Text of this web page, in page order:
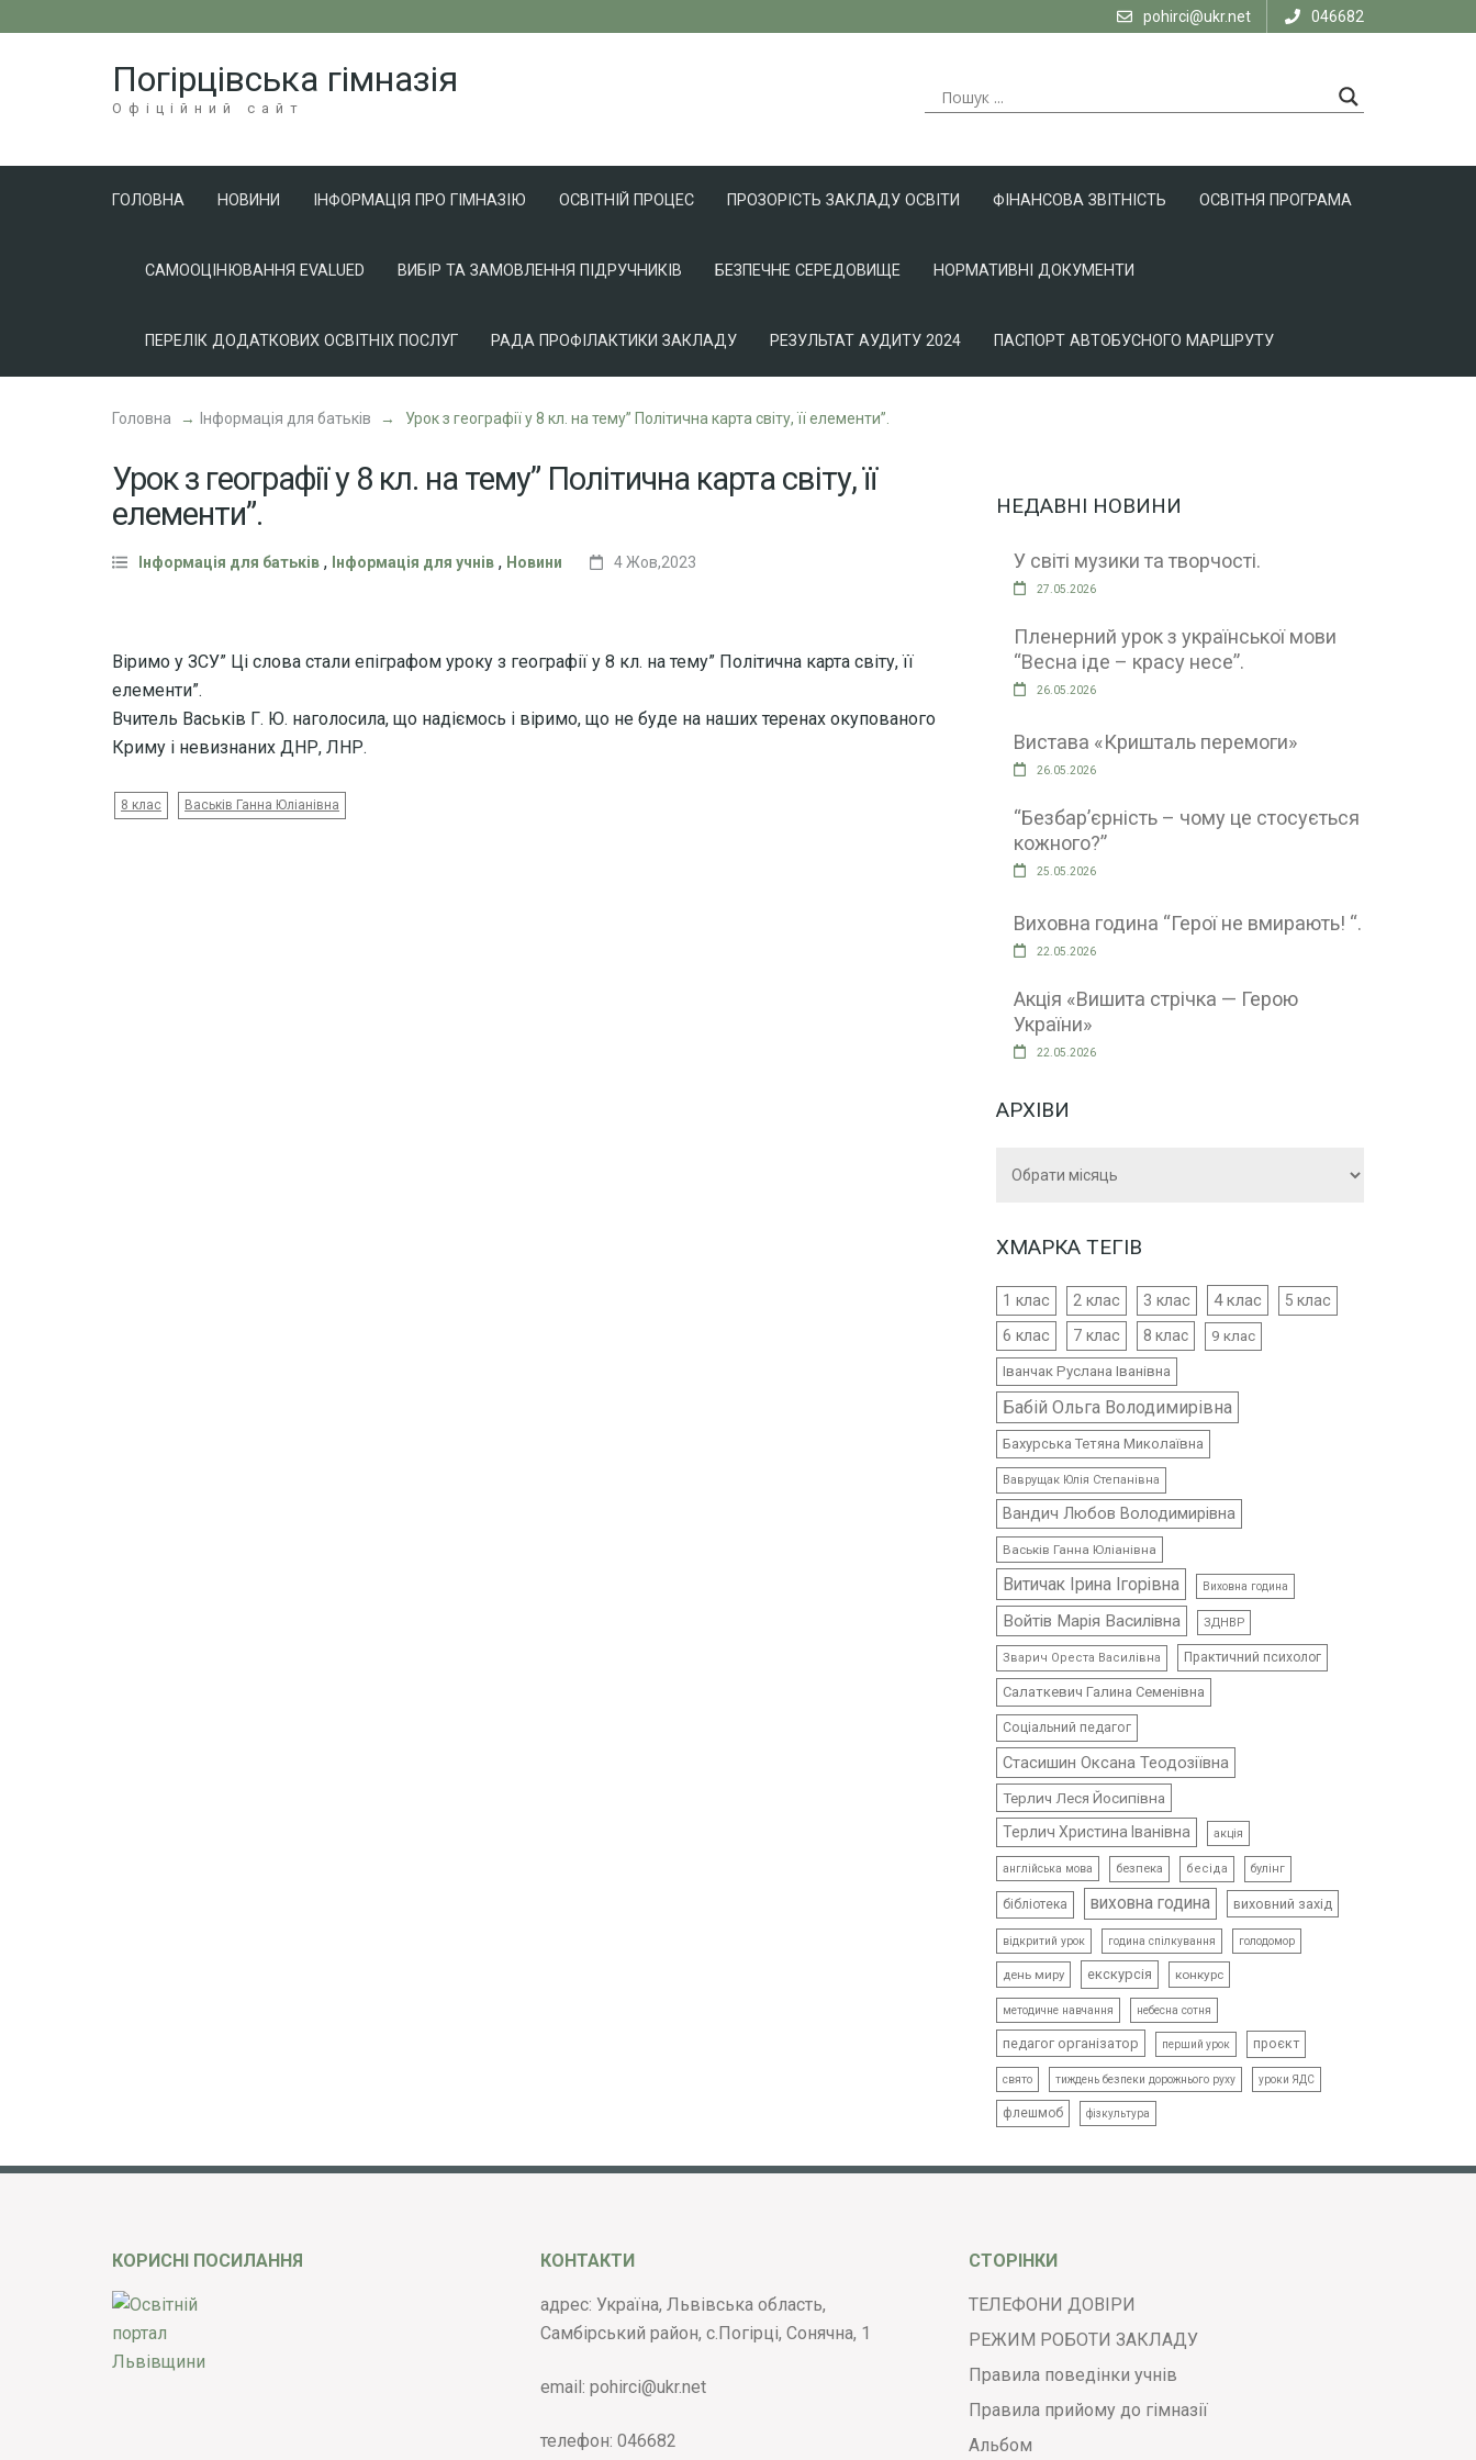
pohirci@ukr.net 046682
Погірцівська гімназія
Офіційний сайт
ГОЛОВНА НОВИНИ ІНФОРМАЦІЯ ПРО ГІМНАЗІЮ ОСВІТНІЙ ПРОЦЕС ПРОЗОРІСТЬ ЗАКЛАДУ ОСВІТИ ФІНАНСОВА ЗВІТНІСТЬ ОСВІТНЯ ПРОГРАМА
САМООЦІНЮВАННЯ EVALUED ВИБІР ТА ЗАМОВЛЕННЯ ПІДРУЧНИКІВ БЕЗПЕЧНЕ СЕРЕДОВИЩЕ НОРМАТИВНІ ДОКУМЕНТИ
ПЕРЕЛІК ДОДАТКОВИХ ОСВІТНІХ ПОСЛУГ РАДА ПРОФІЛАКТИКИ ЗАКЛАДУ РЕЗУЛЬТАТ АУДИТУ 2024 ПАСПОРТ АВТОБУСНОГО МАРШРУТУ
Головна → Інформація для батьків → Урок з географії у 8 кл. на тему” Політична карта світу, її елементи”.
Урок з географії у 8 кл. на тему” Політична карта світу, її
елементи”.
Інформація для батьків , Інформація для учнів , Новини 4 Жов,2023
Віримо у ЗСУ” Ці слова стали епіграфом уроку з географії у 8 кл. на тему” Політична карта світу, її
елементи”.
Вчитель Васьків Г. Ю. наголосила, що надіємось і віримо, що не буде на наших теренах окупованого
Криму і невизнаних ДНР, ЛНР.
8 клас Васьків Ганна Юліанівна
НЕДАВНІ НОВИНИ
У світі музики та творчості.
27.05.2026
Пленерний урок з української мови
“Весна іде – красу несе”.
26.05.2026
Вистава «Кришталь перемоги»
26.05.2026
“Безбар’єрність – чому це стосується
кожного?”
25.05.2026
Виховна година “Герої не вмирають! “.
22.05.2026
Акція «Вишита стрічка — Герою
України»
22.05.2026
АРХІВИ
ХМАРКА ТЕГІВ
1 клас 2 клас 3 клас 4 клас 5 клас
6 клас 7 клас 8 клас 9 клас
Іванчак Руслана Іванівна
Бабій Ольга Володимирівна
Бахурська Тетяна Миколаївна
Ваврущак Юлія Степанівна
Вандич Любов Володимирівна
Васьків Ганна Юліанівна
Витичак Ірина Ігорівна Виховна година
Войтів Марія Василівна ЗДНВР
Зварич Ореста Василівна Практичний психолог
Салаткевич Галина Семенівна
Соціальний педагог
Стасишин Оксана Теодозіївна
Терлич Леся Йосипівна
Терлич Христина Іванівна
акція
англійська мова безпека бесіда булінг
бібліотека виховна година виховний захід
відкритий урок година спілкування голодомор
день миру екскурсія конкурс
методичне навчання небесна сотня
педагог організатор перший урок проєкт
свято тиждень безпеки дорожнього руху уроки ЯДС
флешмоб фізкультура
КОРИСНІ ПОСИЛАННЯ КОНТАКТИ
адрес: Україна, Львівська область,
Самбірський район, с.Погірці, Сонячна, 1
email: pohirci@ukr.net
телефон: 046682
СТОРІНКИ
ТЕЛЕФОНИ ДОВІРИ
РЕЖИМ РОБОТИ ЗАКЛАДУ
Правила поведінки учнів
Правила прийому до гімназії
Альбом